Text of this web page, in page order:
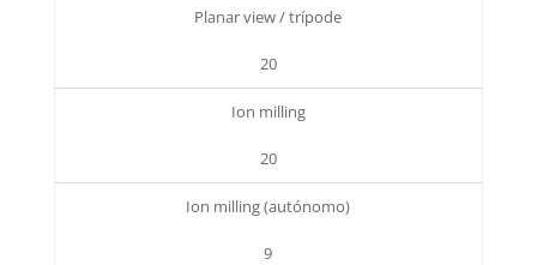
Planar view / trípode
20
Ion milling
20
Ion milling (autónomo)
9